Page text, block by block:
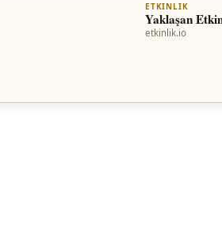
ETKINLIK
Yaklaşan
etkinlik.io